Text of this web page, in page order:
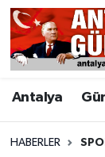
Antalya
HABERLER
Antalya
Asayiş
Bilim &
Antalya
Antalya
Antalya